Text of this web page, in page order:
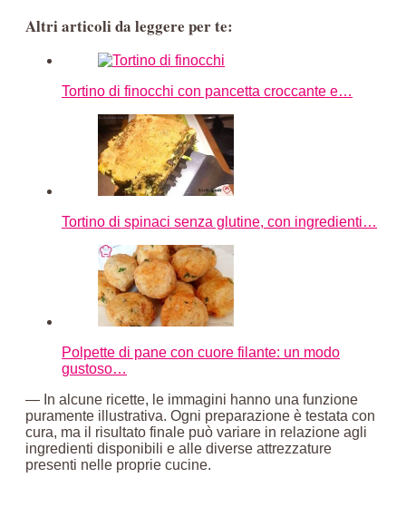
Altri articoli da leggere per te:
Tortino di finocchi con pancetta croccante e…
Tortino di spinaci senza glutine, con ingredienti…
Polpette di pane con cuore filante: un modo
gustoso…
— In alcune ricette, le immagini hanno una funzione
puramente illustrativa. Ogni preparazione è testata con
cura, ma il risultato finale può variare in relazione agli
ingredienti disponibili e alle diverse attrezzature
presenti nelle proprie cucine.